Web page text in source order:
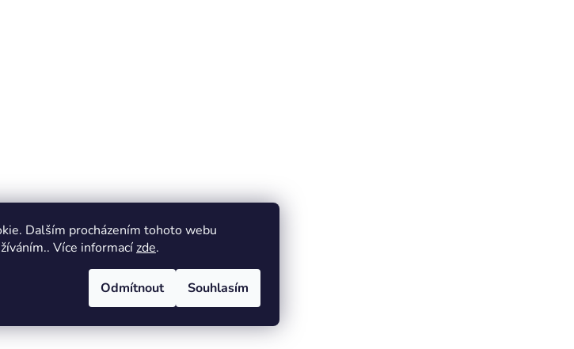
Dalším procházením tohoto webu
Více informacízde.
Odmítnout Souhlasím